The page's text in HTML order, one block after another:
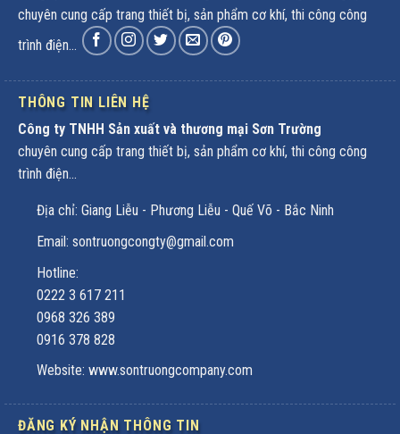
chuyên cung cấp trang thiết bị, sản phẩm cơ khí, thi công công
trình điện...
THÔNG TIN LIÊN HỆ
Công ty TNHH Sản xuất và thương mại Sơn Trường
chuyên cung cấp trang thiết bị, sản phẩm cơ khí, thi công công
trình điện...
Địa chỉ: Giang Liễu - Phương Liễu - Quế Võ - Bắc Ninh
Email: sontruongcongty@gmail.com
Hotline:
0222 3 617 211
0968 326 389
0916 378 828
Website: www.sontruongcompany.com
ĐĂNG KÝ NHẬN THÔNG TIN